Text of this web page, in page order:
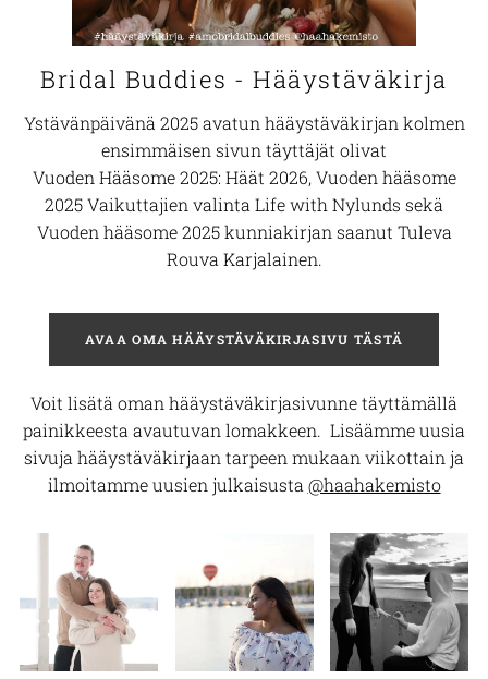
Bridal Buddies - Hääystäväkirja
Ystävänpäivänä 2025 avatun hääystäväkirjan kolmen
ensimmäisen sivun täyttäjät olivat
Vuoden Hääsome 2025: Häät 2026, Vuoden hääsome
2025 Vaikuttajien valintaLife with Nylunds sekä
Vuoden hääsome 2025 kunniakirjan saanut Tuleva
Rouva Karjalainen.
AVAA OMA HÄÄYSTÄVÄKIRJASIVU TÄSTÄ
Voit lisätä oman hääystäväkirjasivunne täyttämällä
painikkeesta avautuvan lomakkeen. Lisäämme uusia
sivuja hääystäväkirjaan tarpeen mukaan viikottain ja
ilmoitamme uusien julkaisusta@haahakemisto